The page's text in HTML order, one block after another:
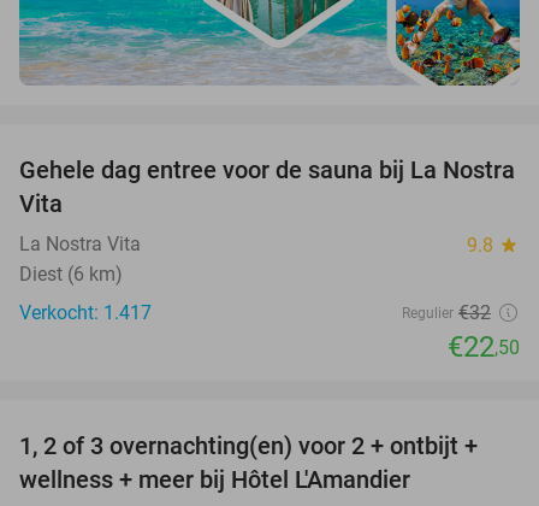
30%
Gehele dag entree voor de sauna bij La Nostra
Vita
La Nostra Vita 9.8 star
Diest (6 km)
Verkocht: 1.417
Regulier €32
€22,50
32%
TODAY
1, 2 of 3 overnachting(en) voor 2 + ontbijt +
wellness + meer bij Hôtel L'Amandier